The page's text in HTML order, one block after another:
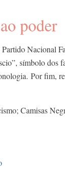
poder
Nacional
símbolo dos
Por fim,
Camisas